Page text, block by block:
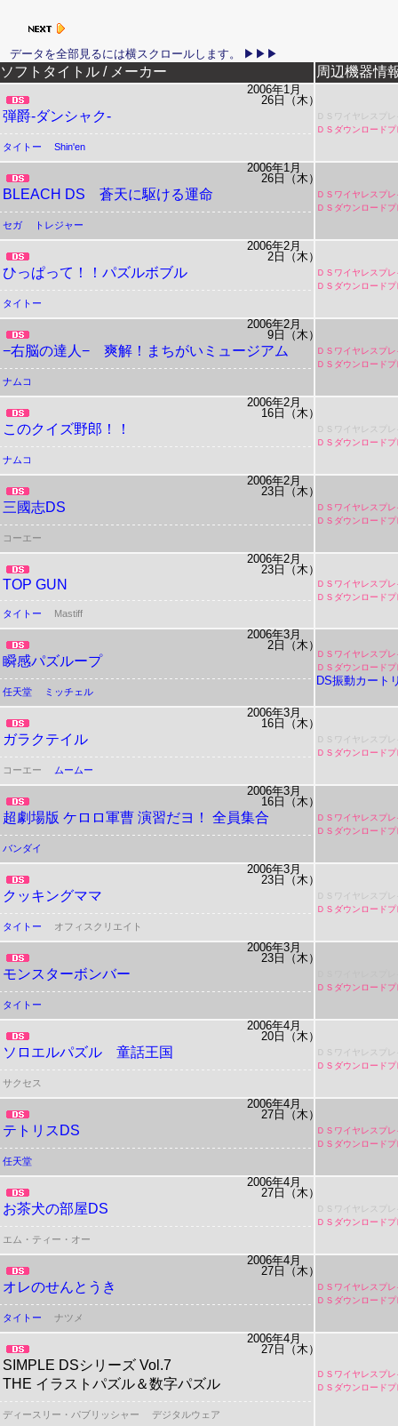
リース日
ソフトタイトル / メーカー 周辺機器情
2006年1月
26日（木）
弾爵-ダンシャク-
ＤＳワイヤレスプ
ＤＳダウンロード
タイトー
Shin'en
2006年1月
26日（木）
BLEACH DS 蒼天に駆ける運命
ＤＳワイヤレスプ
ＤＳダウンロード
セガ
トレジャー
2006年2月
2日（木）
ひっぱって！！パズルボブル
ＤＳワイヤレスプ
ＤＳダウンロード
タイトー
2006年2月
9日（木）
−右脳の達人− 爽解！まちがいミュージアム
ＤＳワイヤレスプ
ＤＳダウンロード
ナムコ
2006年2月
16日（木）
このクイズ野郎！！
ＤＳワイヤレスプ
ＤＳダウンロード
ナムコ
2006年2月
23日（木）
三國志DS
ＤＳワイヤレスプ
ＤＳダウンロード
コーエー
2006年2月
23日（木）
TOP GUN
ＤＳワイヤレスプ
ＤＳダウンロード
タイトー
Mastiff
2006年3月
2日（木）
瞬感パズループ
ＤＳワイヤレスプ
ＤＳダウンロード
DS振動カート
任天堂 ミッチェル
2006年3月
16日（木）
ガラクテイル
ＤＳワイヤレスプ
ＤＳダウンロード
コーエー
ムームー
2006年3月
16日（木）
超劇場版 ケロロ軍曹 演習だヨ！ 全員集合
ＤＳワイヤレスプ
ＤＳダウンロード
バンダイ
2006年3月
23日（木）
クッキングママ
ＤＳワイヤレスプ
ＤＳダウンロード
タイトー
オフィスクリエイト
2006年3月
23日（木）
モンスターボンバー
ＤＳダウンロード
タイトー
2006年4月
20日（木）
ソロエルパズル 童話王国
ＤＳワイヤレスプ
ＤＳダウンロード
サクセス
2006年4月
27日（木）
テトリスDS
ＤＳワイヤレスプ
ＤＳダウンロード
任天堂
2006年4月
27日（木）
お茶犬の部屋DS
ＤＳワイヤレスプ
ＤＳダウンロード
エム・ティー・オー
2006年4月
27日（木）
オレのせんとうき
ＤＳワイヤレスプ
ＤＳダウンロード
タイトー
ナツメ
2006年4月
27日（木）
SIMPLE DSシリーズ Vol.7
THE イラストパズル＆数字パズル
ＤＳワイヤレスプ
ＤＳダウンロード
ディースリー・パブリッシャー デジタルウェア